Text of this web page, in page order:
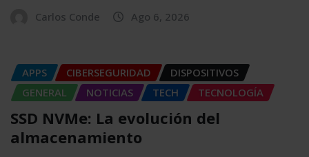
Carlos Conde Ago 6, 2026
APPS CIBERSEGURIDAD
DISPOSITIVOS
GENERAL
NOTICIAS TECH TECNOLOGÍA
SSD NVMe: La evolución del
almacenamiento